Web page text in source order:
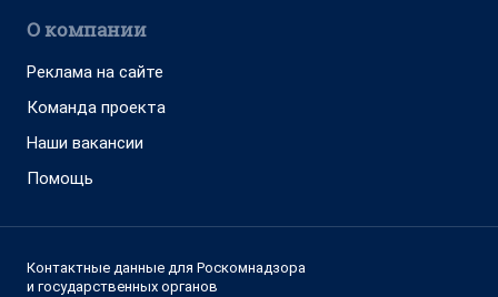
О компании
Реклама на сайте
Команда проекта
Наши вакансии
Помощь
Контактные данные для Роскомнадзора
и государственных органов